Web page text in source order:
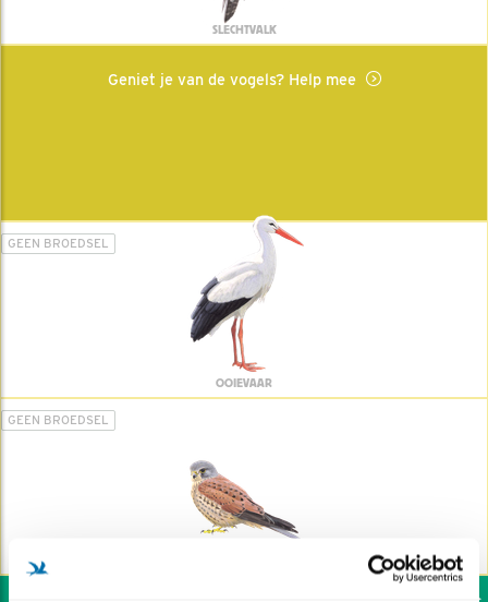
SLECHTVALK
Geniet je van de vogels? Help mee
GEEN BROEDSEL
OOIEVAAR
GEEN BROEDSEL